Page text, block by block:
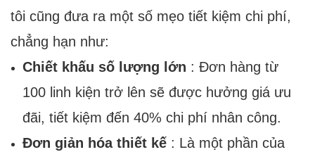
tôi cũng đưa ra một số mẹo tiết kiệm chi phí,
chẳng hạn như:
Chiết khấu số lượng lớn : Đơn hàng từ
100 linh kiện trở lên sẽ được hưởng giá ưu
đãi, tiết kiệm đến 40% chi phí nhân công.
Đơn giản hóa thiết kế : Là một phần của